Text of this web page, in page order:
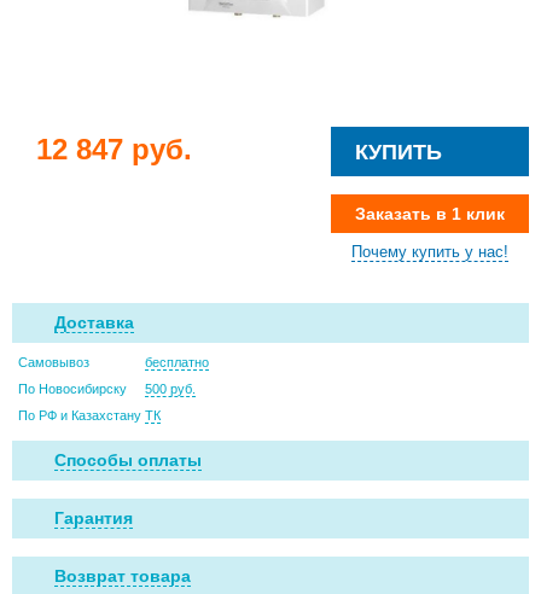
12 847 руб. КУПИТЬ
Заказать в 1 клик
Почему купить у нас!
Доставка
Самовывоз
бесплатно
По Новосибирску
500 руб.
По РФ и Казахстану ТК
Способы оплаты
Гарантия
Возврат товара